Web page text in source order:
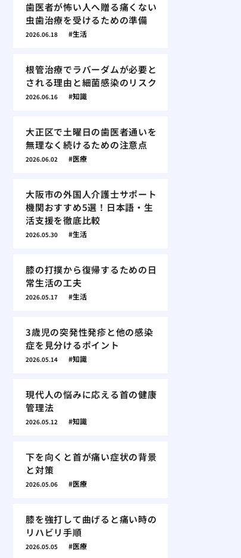
歯医者が怖い人へ贈る痛くない
虫歯治療を受けるための準備
2026.06.18 生活
根管治療でラバーダムが必要と
される理由と細菌感染のリスク
2026.06.16 知識
大正区で土曜日の歯医者通いを
無理なく続けるための注意点
2026.06.02 医療
大阪市の外国人介護士サポート
機関おすすめ5選！日本語・生
活支援を徹底比較
2026.05.30 生活
膝の打撲から復帰するための日
常生活の工夫
2026.05.17 生活
3歳児の突発性発疹と他の感染
症を見分けるポイント
2026.05.14 知識
現代人の悩みに応える首の健康
管理法
2026.05.12 知識
下を向くと首が痛い症状の背景
と対策
2026.05.06 医療
膝を強打して曲げると痛い時の
リハビリ手順
2026.05.05 医療